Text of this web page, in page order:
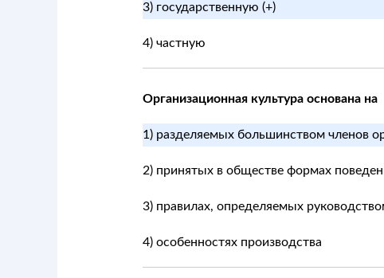
3) государственную (+)
4) частную
Организационная культура основана на
1) разделяемых большинством членов
2) принятых в обществе формах
3) правилах, определяемых
4) особенностях производства